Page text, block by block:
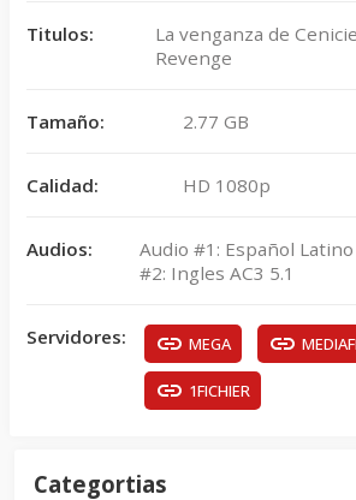
Titulos:
La venganza de
Revenge
Tamaño: 2.77 GB
Calidad: HD 1080p
Audios:
Audio #1: Español
#2: Ingles AC3 5.1
Servidores: MEGA
1FICHIER
Categortias